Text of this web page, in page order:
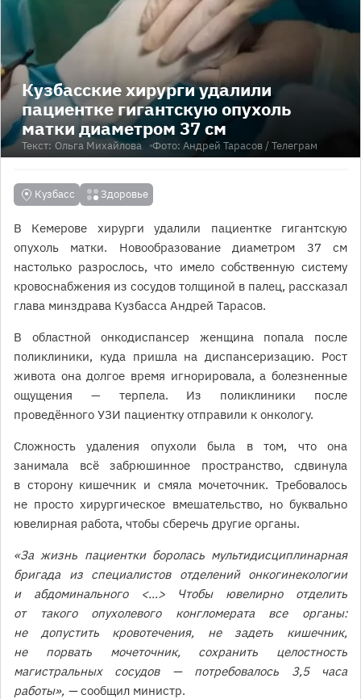
Кузбасские хирурги удалили
пациентке гигантскую опухоль
матки диаметром 37 см
Текст: Ольга Михайлова Фото: Андрей Тарасов / Телеграм
Кузбасс Здоровье
В Кемерове хирурги удалили пациентке гигантскую
опухоль матки. Новообразование диаметром 37 см
настолько разрослось, что имело собственную систему
кровоснабжения из сосудов толщиной в палец, рассказал
глава минздрава Кузбасса Андрей Тарасов.
В областной онкодиспансер женщина попала после
поликлиники, куда пришла на диспансеризацию. Рост
живота она долгое время игнорировала, а болезненные
ощущения — терпела. Из поликлиники после
проведённого УЗИ пациентку отправили к онкологу.
Сложность удаления опухоли была в том, что она
занимала всё забрюшинное пространство, сдвинула
в сторону кишечник и смяла мочеточник. Требовалось
не просто хирургическое вмешательство, но буквально
ювелирная работа, чтобы сберечь другие органы.
«За жизнь пациентки боролась мультидисциплинарная
бригада из специалистов отделений онкогинекологии
и абдоминального <…> Чтобы ювелирно отделить
от такого опухолевого конгломерата все органы:
не допустить кровотечения, не задеть кишечник,
не порвать мочеточник, сохранить целостность
магистральных сосудов — потребовалось 3,5 часа
работы», —сообщил министр.